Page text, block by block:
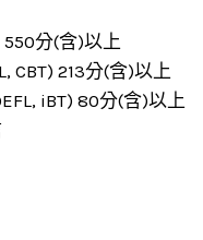
550分(含)以上
CBT) 213分(含)以上
iBT) 80分(含)以上